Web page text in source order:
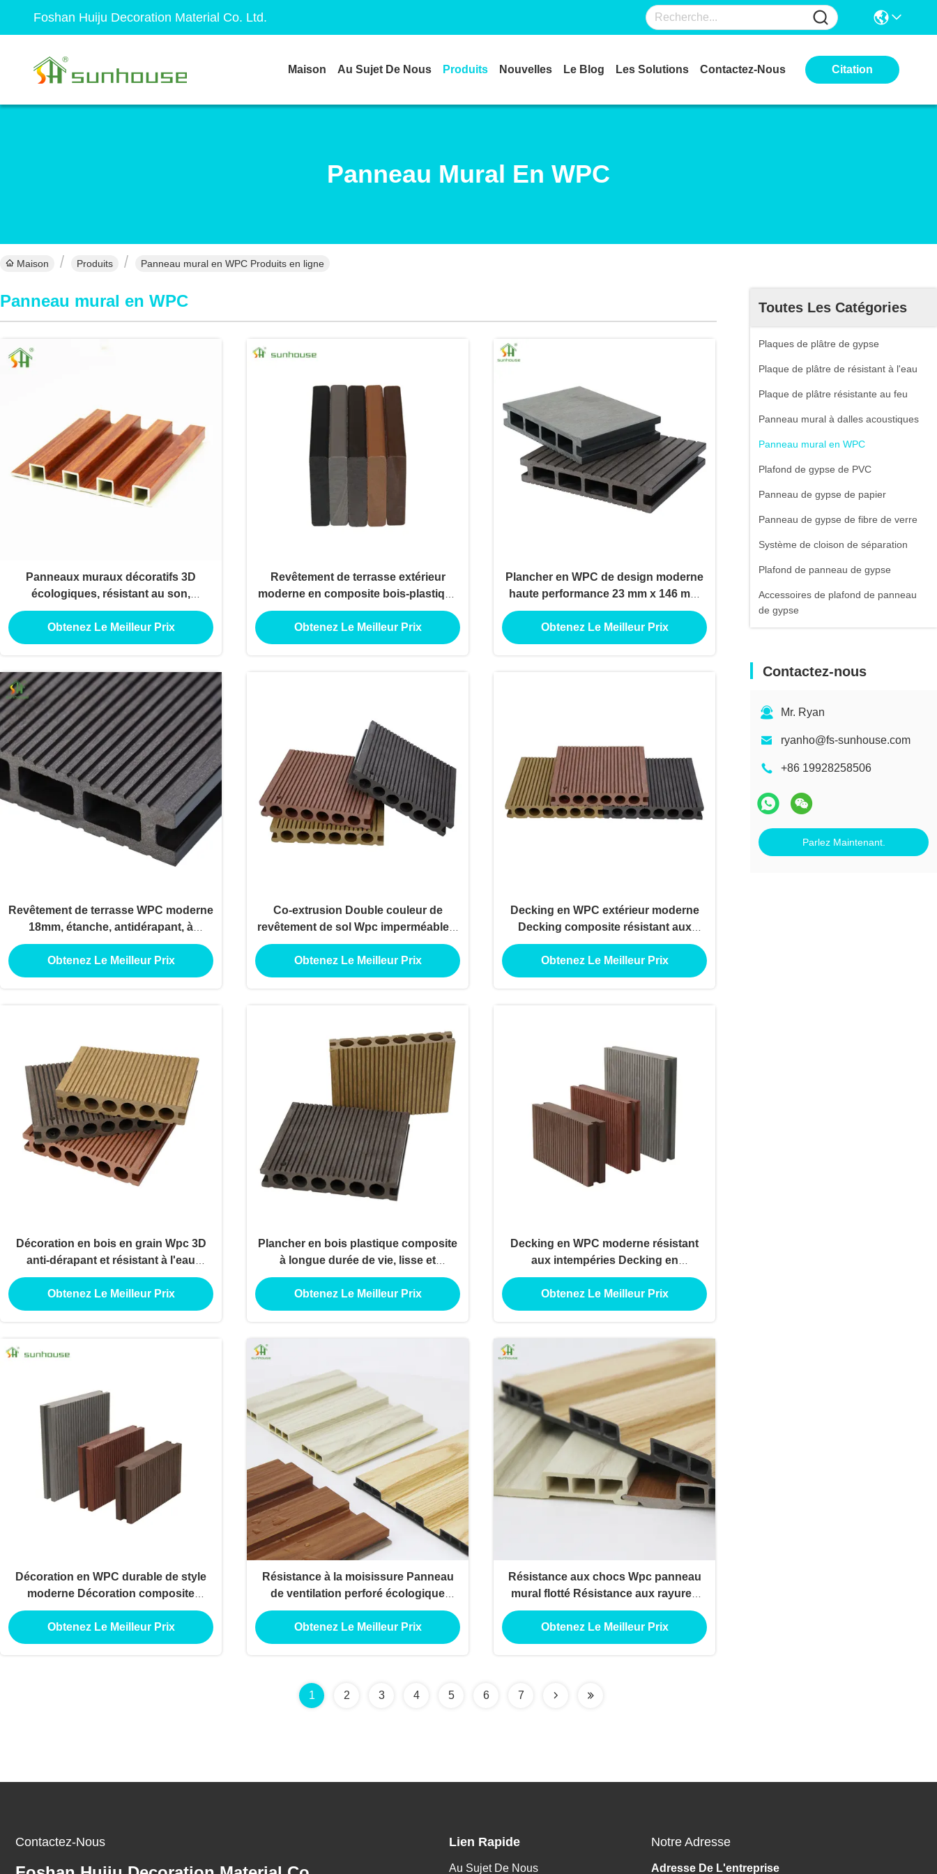
Foshan Huiju Decoration Material Co. Ltd.
Maison Au Sujet De Nous Produits Nouvelles Le Blog Les Solutions Contactez-Nous Citation
Panneau Mural En WPC
Maison Produits Panneau mural en WPC Produits en ligne
Toutes Les Catégories
Plaques de plâtre de gypse
Plaque de plâtre de résistant à l'eau
Plaque de plâtre résistante au feu
Panneau mural à dalles acoustiques
Panneau mural en WPC
Plafond de gypse de PVC
Panneau de gypse de papier
Panneau de gypse de fibre de verre
Système de cloison de séparation
Plafond de panneau de gypse
Accessoires de plafond de panneau
de gypse
Contactez-nous
Mr. Ryan
ryanho@fs-sunhouse.com
+86 19928258506
Parlez Maintenant.
Panneau mural en WPC
Panneaux muraux décoratifs 3D
écologiques, résistant au son,
panneaux muraux en WPC
Obtenez Le Meilleur Prix
Revêtement de terrasse extérieur
moderne en composite bois-plastique
(WPC) carré, ignifuge, imperméable,
antidérapant, à emboîtement, surface
lisse, protection anti-termites
Obtenez Le Meilleur Prix
Plancher en WPC de design moderne
haute performance 23 mm x 146 mm
résistant aux intempéries faible
entretien Cliquez pour les projets
d'extérieur d'hôtel chaud
Obtenez Le Meilleur Prix
Revêtement de terrasse WPC moderne
18mm, étanche, antidérapant, à
installation facile pour piscines et
allées
Obtenez Le Meilleur Prix
Co-extrusion Double couleur de
revêtement de sol Wpc imperméable à
l'eau au sol en teck composite
extérieur
Obtenez Le Meilleur Prix
Decking en WPC extérieur moderne
Decking composite résistant aux
rayures pour les terrasses de jardin
Sentiers imperméables à l'eau Anti-
dérapant Lissé brossé
Obtenez Le Meilleur Prix
Décoration en bois en grain Wpc 3D
anti-dérapant et résistant à l'eau
Décoration composite pour patios et
terrasses
Obtenez Le Meilleur Prix
Plancher en bois plastique composite
à longue durée de vie, lisse et
imperméable aux rayons UV avec
caractéristique antidérapant
Obtenez Le Meilleur Prix
Decking en WPC moderne résistant
aux intempéries Decking en
composite extérieur pour les zones de
piscine Jardins Lisse et antidérapant
Obtenez Le Meilleur Prix
Décoration en WPC durable de style
moderne Décoration composite
résistante aux UV pour balcon
extérieur Poolside Technique brossée
lisse étanche
Obtenez Le Meilleur Prix
Résistance à la moisissure Panneau
de ventilation perforé écologique
Panneau mural de façade Wpc
Obtenez Le Meilleur Prix
Résistance aux chocs Wpc panneau
mural flotté Résistance aux rayures
Planche de ventilation à trois trous
Obtenez Le Meilleur Prix
1 2 3 4 5 6 7
Contactez-Nous Lien Rapide
Au Sujet De Nous
Notre Adresse
Adresse De L'entreprise